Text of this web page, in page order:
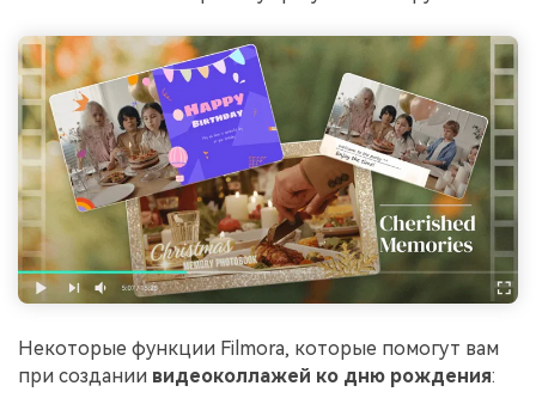
Некоторые функции Filmora, которые помогут вам
при создании видеоколлажей ко дню рождения: